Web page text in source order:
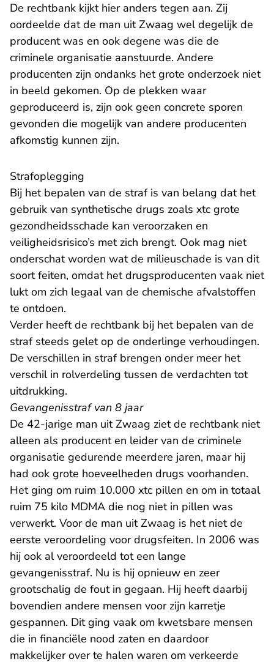
De rechtbank kijkt hier anders tegen aan. Zij
oordeelde dat de man uit Zwaag wel degelijk de
producent was en ook degene was die de
criminele organisatie aanstuurde. Andere
producenten zijn ondanks het grote onderzoek niet
in beeld gekomen. Op de plekken waar
geproduceerd is, zijn ook geen concrete sporen
gevonden die mogelijk van andere producenten
afkomstig kunnen zijn.
Strafoplegging
Bij het bepalen van de straf is van belang dat het
gebruik van synthetische drugs zoals xtc grote
gezondheidsschade kan veroorzaken en
veiligheidsrisico’s met zich brengt. Ook mag niet
onderschat worden wat de milieuschade is van dit
soort feiten, omdat het drugsproducenten vaak niet
lukt om zich legaal van de chemische afvalstoffen
te ontdoen.
Verder heeft de rechtbank bij het bepalen van de
straf steeds gelet op de onderlinge verhoudingen.
De verschillen in straf brengen onder meer het
verschil in rolverdeling tussen de verdachten tot
uitdrukking.
Gevangenisstraf van 8 jaar
De 42-jarige man uit Zwaag ziet de rechtbank niet
alleen als producent en leider van de criminele
organisatie gedurende meerdere jaren, maar hij
had ook grote hoeveelheden drugs voorhanden.
Het ging om ruim 10.000 xtc pillen en om in totaal
ruim 75 kilo MDMA die nog niet in pillen was
verwerkt. Voor de man uit Zwaag is het niet de
eerste veroordeling voor drugsfeiten. In 2006 was
hij ook al veroordeeld tot een lange
gevangenisstraf. Nu is hij opnieuw en zeer
grootschalig de fout in gegaan. Hij heeft daarbij
bovendien andere mensen voor zijn karretje
gespannen. Dit ging vaak om kwetsbare mensen
die in financiële nood zaten en daardoor
makkelijker over te halen waren om verkeerde